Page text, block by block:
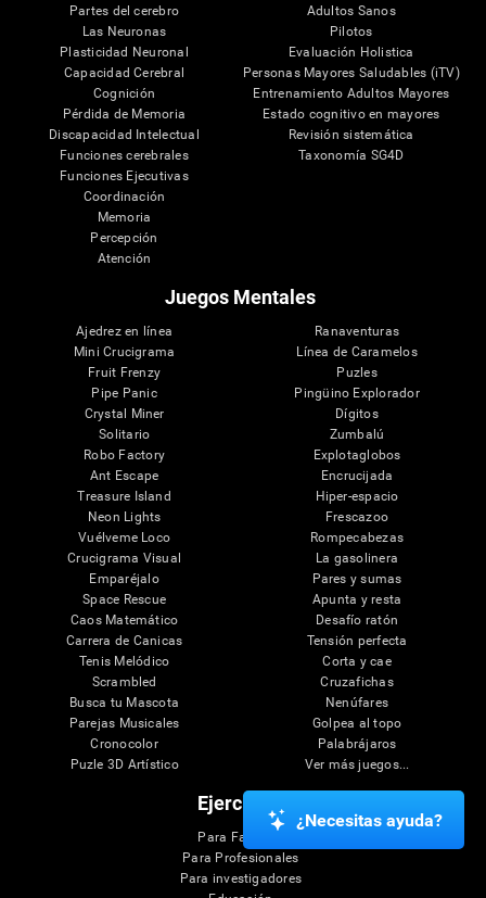
Partes del cerebro
Las Neuronas
Plasticidad Neuronal
Capacidad Cerebral
Cognición
Pérdida de Memoria
Discapacidad Intelectual
Funciones cerebrales
Funciones Ejecutivas
Coordinación
Memoria
Percepción
Atención
Adultos Sanos
Pilotos
Evaluación Holistica
Personas Mayores Saludables (iTV)
Entrenamiento Adultos Mayores
Estado cognitivo en mayores
Revisión sistemática
Taxonomía SG4D
Juegos Mentales
Ajedrez en línea
Mini Crucigrama
Fruit Frenzy
Pipe Panic
Crystal Miner
Solitario
Robo Factory
Ant Escape
Treasure Island
Neon Lights
Vuélveme Loco
Crucigrama Visual
Emparéjalo
Space Rescue
Caos Matemático
Carrera de Canicas
Tenis Melódico
Scrambled
Busca tu Mascota
Parejas Musicales
Cronocolor
Puzle 3D Artístico
Ranaventuras
Línea de Caramelos
Puzles
Pingüino Explorador
Dígitos
Zumbalú
Explotaglobos
Encrucijada
Hiper-espacio
Frescazoo
Rompecabezas
La gasolinera
Pares y sumas
Apunta y resta
Desafío ratón
Tensión perfecta
Corta y cae
Cruzafichas
Nenúfares
Golpea al topo
Palabrájaros
Ver más juegos...
Ejercicios
Para Familias
Para Profesionales
Para investigadores
¿Necesitas ayuda?